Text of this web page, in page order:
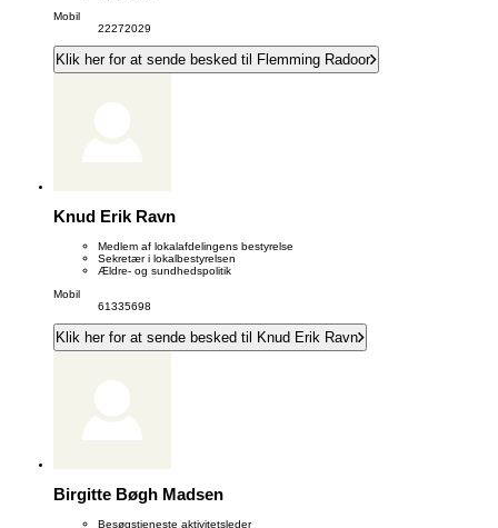
Mobil
22272029
Klik her for at sende besked til Flemming Radoor
Knud Erik Ravn
Medlem af lokalafdelingens bestyrelse
Sekretær i lokalbestyrelsen
Ældre- og sundhedspolitik
Mobil
61335698
Klik her for at sende besked til Knud Erik Ravn
Birgitte Bøgh Madsen
Besøgstjeneste aktivitetsleder